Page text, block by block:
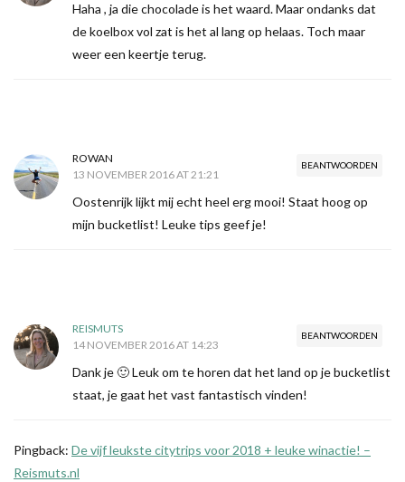
Haha , ja die chocolade is het waard. Maar ondanks dat
de koelbox vol zat is het al lang op helaas. Toch maar
weer een keertje terug.
BEANTWOORDEN
ROWAN
13 NOVEMBER 2016 AT 21:21
Oostenrijk lijkt mij echt heel erg mooi! Staat hoog op
mijn bucketlist! Leuke tips geef je!
BEANTWOORDEN
REISMUTS
14 NOVEMBER 2016 AT 14:23
Dank je 🙂 Leuk om te horen dat het land op je bucketlist
staat, je gaat het vast fantastisch vinden!
Pingback: De vijf leukste citytrips voor 2018 + leuke winactie! –
Reismuts.nl